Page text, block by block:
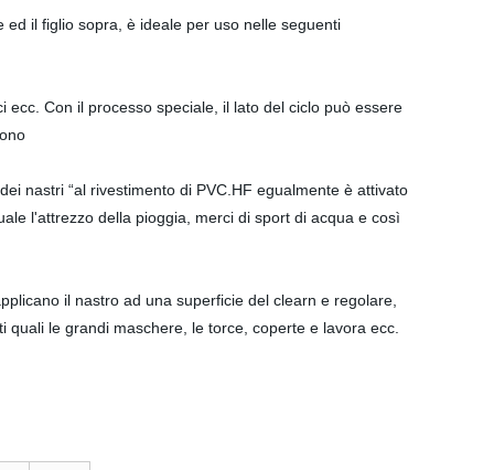
il figlio sopra, è ideale per uso nelle seguenti
Con il processo speciale, il lato del ciclo può essere
nastri “al rivestimento di PVC.HF egualmente è attivato
l'attrezzo della pioggia, merci di sport di acqua e così
il nastro ad una superficie del clearn e regolare,
le grandi maschere, le torce, coperte e lavora ecc.